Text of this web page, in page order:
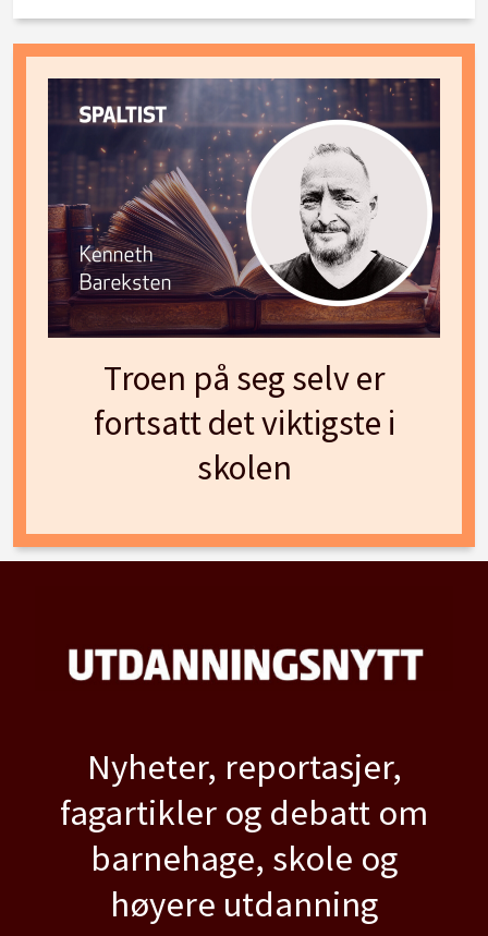
Troen på seg selv er
fortsatt det viktigste i
skolen
Nyheter, reportasjer,
fagartikler og debatt om
barnehage, skole og
høyere utdanning